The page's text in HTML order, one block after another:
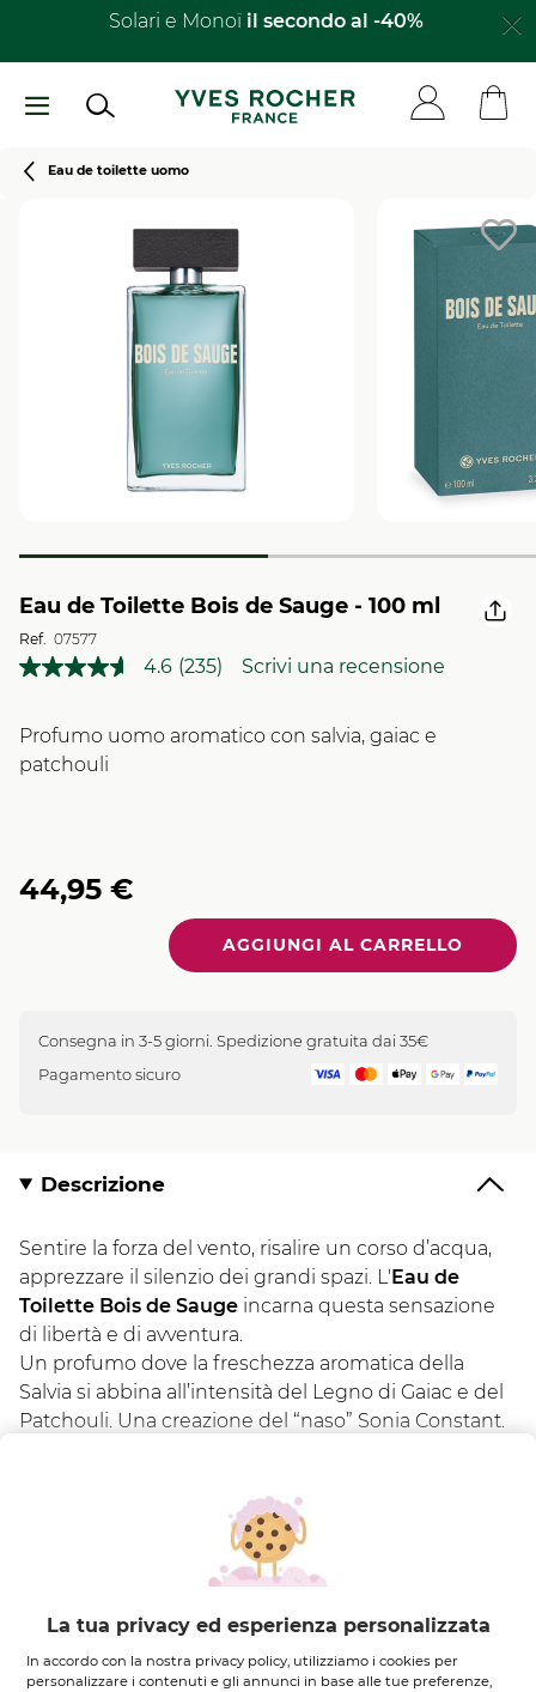
principale
Solari e Monoï il secondo al -40%​
Breadcrumb
Eau de toilette uomo
Eau de Toilette Bois de Sauge - 100 ml
Ref. 07577
4.6 Leggi
Stesso
(235) Scrivi una recensione
Profumo uomo aromatico con salvia, gaiac e
patchouli
44,95 €
Consegna in 3-5 giorni. Spedizione gratuita dai 35€
Pagamento sicuro
Descrizione
Sentire la forza del vento, risalire un corso d’acqua,
apprezzare il silenzio dei grandi spazi. L'Eau de
Toilette Bois de Sauge incarna questa sensazione
di libertà e di avventura.
Un profumo dove la freschezza aromatica della
Salvia si abbina all’intensità del Legno di Gaiac e del
Patchouli. Una creazione del “naso” Sonia Constant.
Ti potrebbe piacere anche
La tua privacy ed esperienza personalizzata
In accordo con la nostra privacy policy, utilizziamo i cookies per
personalizzare i contenuti e gli annunci in base alle tue preferenze,